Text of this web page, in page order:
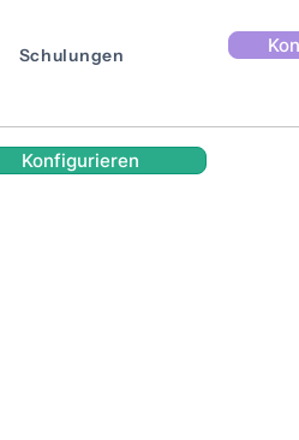
Schulungen
Konfigurieren